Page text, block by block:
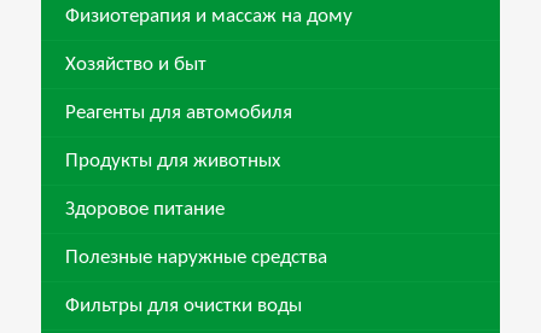
Физиотерапия и массаж на дому
Хозяйство и быт
Реагенты для автомобиля
Продукты для животных
Здоровое питание
Полезные наружные средства
Фильтры для очистки воды